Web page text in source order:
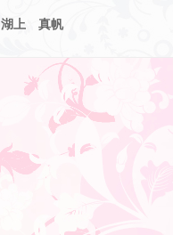
湖上 真帆